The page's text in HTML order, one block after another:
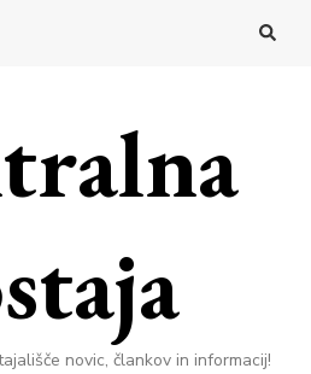
novic, člankov in informacij!